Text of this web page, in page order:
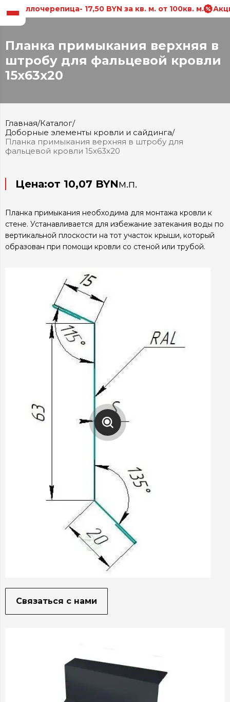
17,50 BYN за кв. м. от 100кв. м.
Планка примыкания верхняя в
штробу для фальцевой кровли
15х63х20
Главная/Каталог/
Доборные элементы кровли и сайдинга/
Планка примыкания верхняя в штробу для
фальцевой кровли 15х63х20
Цена:от 10,07 BYNм.п.
Планка примыкания необходима для монтажа кровли к
стене. Устанавливается для избежание затекания воды по
вертикальной плоскости на тот участок крыши, который
образован при помощи кровли со стеной или трубой.
Связаться с нами